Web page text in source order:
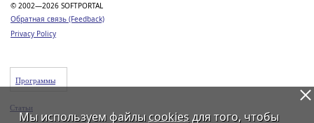
© 2002—2026 SOFTPORTAL
Обратная связь (Feedback)
Privacy Policy
Программы
Статьи
Мы используем файлы cookiesдля того, чтобы